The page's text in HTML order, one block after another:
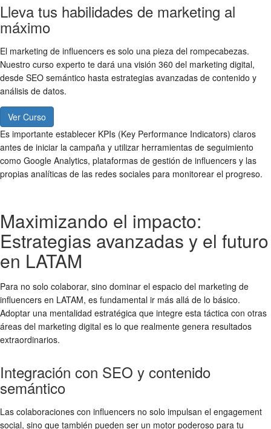
Lleva tus habilidades de marketing al
máximo
El marketing de influencers es solo una pieza del rompecabezas.
Nuestro curso experto te dará una visión 360 del marketing digital,
desde SEO semántico hasta estrategias avanzadas de contenido y
análisis de datos.
Ver Curso
Es importante establecer KPIs (Key Performance Indicators) claros
antes de iniciar la campaña y utilizar herramientas de seguimiento
como Google Analytics, plataformas de gestión de influencers y las
propias analíticas de las redes sociales para monitorear el progreso.
Maximizando el impacto:
Estrategias avanzadas y el futuro
en LATAM
Para no solo colaborar, sino dominar el espacio del marketing de
influencers en LATAM, es fundamental ir más allá de lo básico.
Adoptar una mentalidad estratégica que integre esta táctica con otras
áreas del marketing digital es lo que realmente genera resultados
extraordinarios.
Integración con SEO y contenido
semántico
Las colaboraciones con influencers no solo impulsan el engagement
social, sino que también pueden ser un motor poderoso para tu